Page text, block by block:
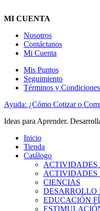
MI CUENTA
Nosotros
Contáctanos
Mi Cuenta
Mis Puntos
Seguimiento
Términos y Condiciones
Ayuda: ¿Cómo Cotizar o
Ideas para Aprender.
Inicio
Tienda
Catálogo
ACTIVIDADES
ACTIVIDADES
CIENCIAS
DESARROLLO
EDUCACIÓN